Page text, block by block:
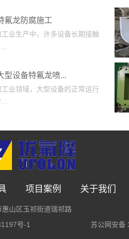
氟龙防腐施工
工业生产中，许多设备长期接触
型设备特氟龙喷...
工业领域，大型设备的正常运行
项目案例 关于我们
山区玉祁街道瑞祁路
号-1 苏公网安备